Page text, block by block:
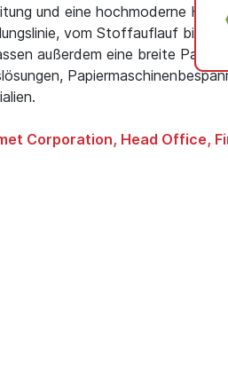
und eine hochmoderne
vom Stoffauflauf bis zur
außerdem eine breite
Corporation, Head Office,